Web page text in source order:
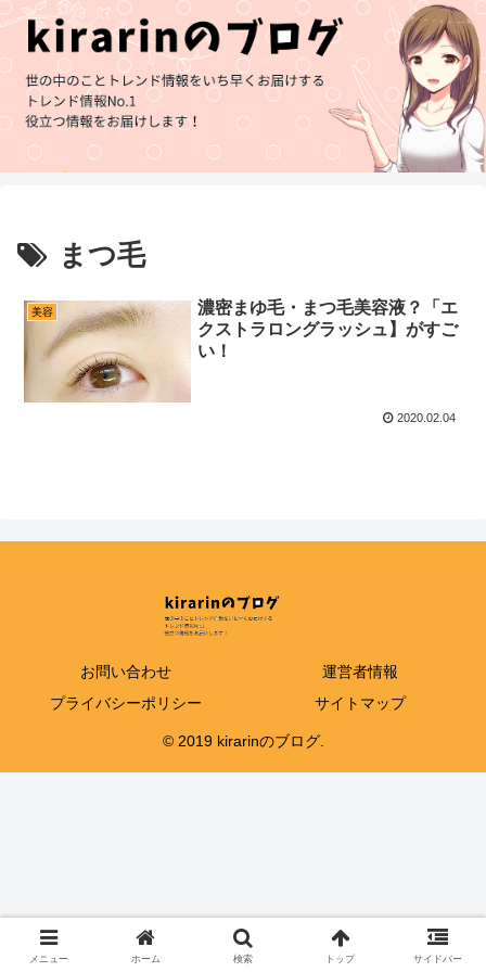
まつ毛
美容
濃密まゆ毛・まつ毛美容液？「エ
クストラロングラッシュ】がすご
い！
2020.02.04
お問い合わせ
運営者情報
プライバシーポリシー
サイトマップ
© 2019 kirarinのブログ.
メニュー ホーム 検索 トップ サイドバー